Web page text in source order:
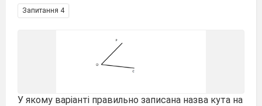
Запитання 4
У якому варіанті правильно записана назва кута на